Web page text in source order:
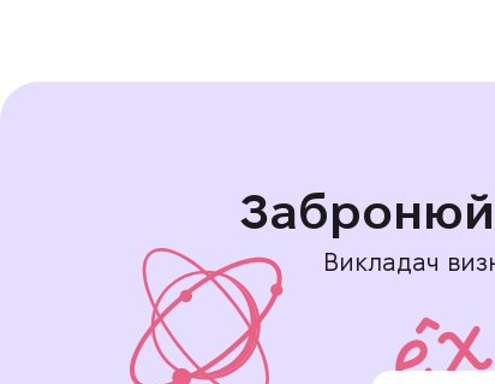
Викладач